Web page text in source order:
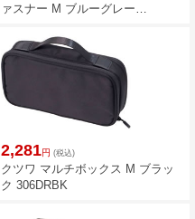
ァスナー M ブルーグレー
2,281円 (税込)
クツワ マルチボックス M ブラッ
ク 306DRBK